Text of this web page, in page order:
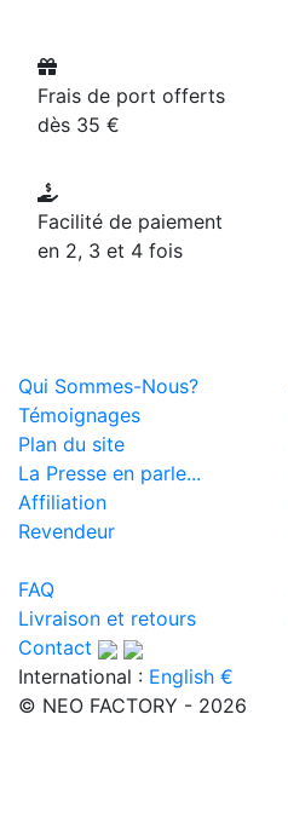
Frais de port offerts
dès 35 €
Facilité de paiement
en 2, 3 et 4 fois
Qui Sommes-Nous?
Témoignages
Plan du site
La Presse en parle...
Affiliation
Revendeur
FAQ
Livraison et retours
Contact
International : English €
© NEO FACTORY - 2026